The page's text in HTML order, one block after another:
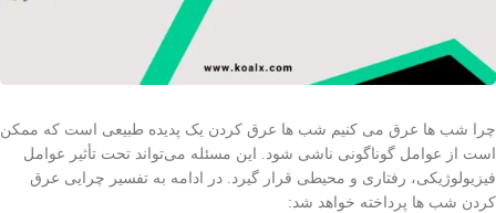
چرا شب ها عرق می کنیم شب ها عرق کردن یک پدیده طبیعی است که ممکن
است از عوامل گوناگونی ناشی شود. این مسئله می‌تواند تحت تأثیر عوامل
فیزیولوژیکی، رفتاری و محیطی قرار گیرد. در ادامه به تفسیر چرایی عرق
کردن شب ها پرداخته خواهد شد: